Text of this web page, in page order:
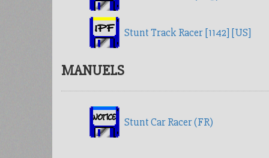
Stunt Track Racer [1142] [US]
MANUELS
Stunt Car Racer (FR)